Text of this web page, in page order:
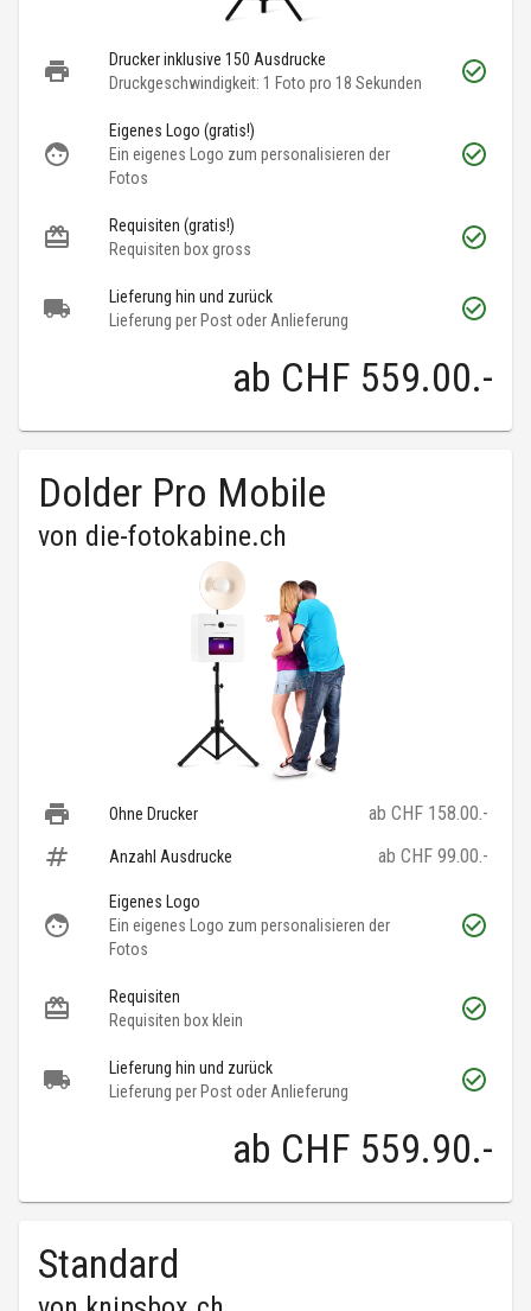
Drucker inklusive 150 Ausdrucke
Druckgeschwindigkeit: 1 Foto pro 18 Sekunden
Eigenes Logo (gratis!)
Ein eigenes Logo zum personalisieren der
Fotos
Requisiten (gratis!)
Requisiten box gross
Lieferung hin und zurück
Lieferung per Post oder Anlieferung
ab CHF 559.00.-
Dolder Pro Mobile
von die-fotokabine.ch
Ohne Drucker ab CHF 158.00.-
Anzahl Ausdrucke ab CHF 99.00.-
Eigenes Logo
Ein eigenes Logo zum personalisieren der
Fotos
Requisiten
Requisiten box klein
Lieferung hin und zurück
Lieferung per Post oder Anlieferung
ab CHF 559.90.-
Standard